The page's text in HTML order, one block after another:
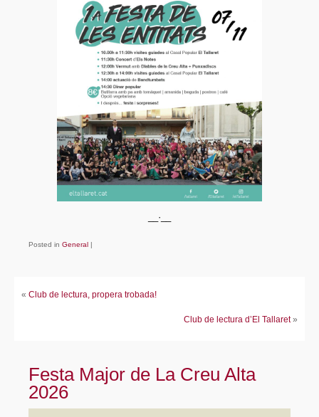
Fes-te soci/sòcia!
__·__
Posted in General |
« Club de lectura, propera trobada!
Club de lectura d’El Tallaret»
Festa Major de La Creu Alta
2026